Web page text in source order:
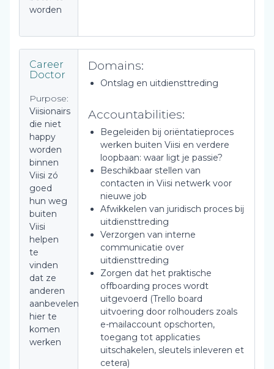
worden
Career
Doctor
Purpose:
Viisionairs
die niet
happy
worden
binnen
Viisi zó
goed
hun weg
buiten
Viisi
helpen
te
vinden
dat ze
anderen
aanbevelen
hier te
komen
werken
Domains:
Ontslag en uitdiensttreding
Accountabilities:
Begeleiden bij oriëntatieproces
werken buiten Viisi en verdere
loopbaan: waar ligt je passie?
Beschikbaar stellen van
contacten in Viisi netwerk voor
nieuwe job
Afwikkelen van juridisch proces bij
uitdiensttreding
Verzorgen van interne
communicatie over
uitdiensttreding
Zorgen dat het praktische
offboarding proces wordt
uitgevoerd (Trello board
uitvoering door rolhouders zoals
e-mailaccount opschorten,
toegang tot applicaties
uitschakelen, sleutels inleveren et
cetera)